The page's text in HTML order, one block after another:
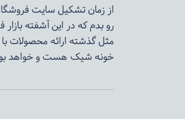
از زمان تشکیل سایت
رو بدم که در این آشفته
مثل گذشته ارائه محصولات
خونه شیک هست و خواهد